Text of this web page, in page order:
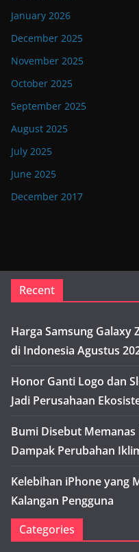
January 2026
December 2025
November 2025
October 2025
September 2025
August 2025
July 2025
June 2025
December 2017
Recent
Harga Samsung Galaxy
di Indonesia Agustus
Honor Ganti Logo dan
Jadi Perusahaan
Bumi Disebut
Dampak Perubahan
Kelebihan iPhone yang
Kalangan Pengguna
Categories